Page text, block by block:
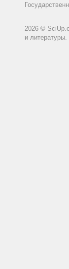
2026 ©
и литературы.